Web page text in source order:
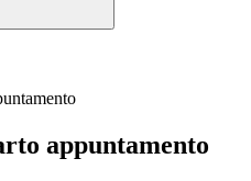
appuntamento